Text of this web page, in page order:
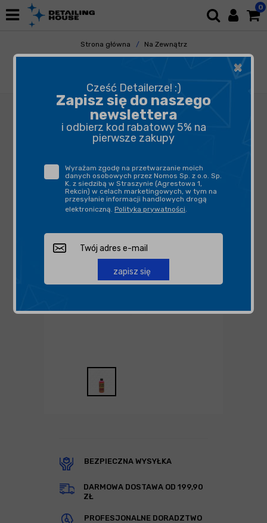
0
Strona główna
Na Zewnątrz
Mycie i Osuszanie
Szampony
BEZPIECZNA WYSYŁKA
DARMOWA DOSTAWA OD 199,90
ZŁ
PROFESJONALNE DORADZTWO
×
Cześć Detailerze! :)
Zapisz się do naszego
newslettera
i odbierz kod rabatowy 5% na
pierwsze zakupy
Wyrażam zgodę na przetwarzanie moich
danych osobowych przez Nomos Sp. z o.o. Sp.
K. z siedzibą w Straszynie (Agrestowa 1,
Rekcin) w celach marketingowych, w tym na
przesyłanie informacji handlowych drogą
elektroniczną. Polityka prywatności.
zapisz się